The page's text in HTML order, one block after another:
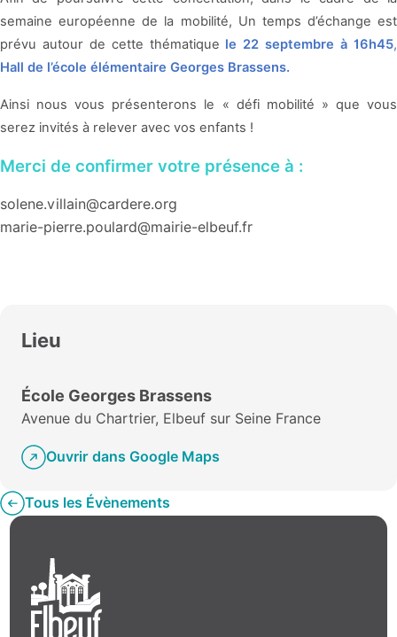
semaine européenne de la mobilité, Un temps d’échange est
prévu autour de cette thématique le 22 septembre à 16h45,
Hall de l’école élémentaire Georges Brassens.
Ainsi nous vous présenterons le « défi mobilité » que vous
serez invités à relever avec vos enfants !
Merci de confirmer votre présence à :
solene.villain@cardere.org
marie-pierre.poulard@mairie-elbeuf.fr
Lieu
École Georges Brassens
Avenue du Chartrier, Elbeuf sur Seine France
Ouvrir dans Google Maps
Tous les Évènements